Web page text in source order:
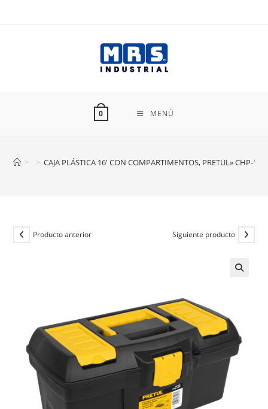
0 MENÚ
> > CAJA PLÁSTICA 16′ CON COMPARTIMENTOS, PRETUL» CHP-
Producto anterior Siguiente producto